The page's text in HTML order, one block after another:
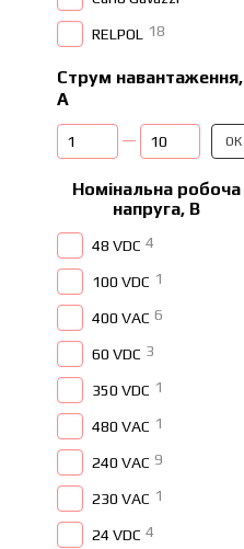
RELPOL 18
Струм навантаження,
А
Від Струм навантаження, А
До Струм навантаження, А
ОК
Номінальна робоча
напруга, В
48 VDC 4
100 VDC 1
400 VAC 6
60 VDC 3
350 VDC 1
480 VAC 1
240 VAC 9
230 VAC 1
24 VDC 4